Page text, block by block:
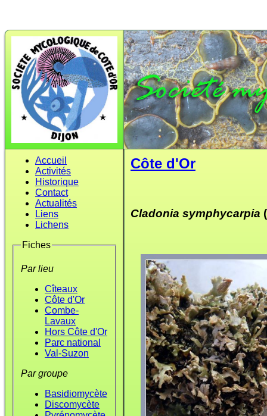
Accueil
Activités
Historique
Contact
Actualités
Liens
Lichens
Fiches
Par lieu
Cîteaux
Côte d'Or
Combe-
Lavaux
Hors Côte d'Or
Parc national
Val-Suzon
Par groupe
Basidiomycète
Discomycète
Côte d'Or
Cladonia symphycarpia